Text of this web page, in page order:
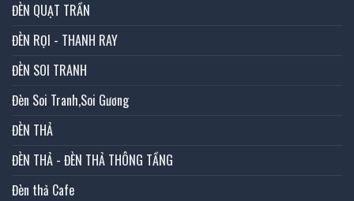
ĐÈN QUẠT TRẦN
ĐÈN RỌI - THANH RAY
ĐÈN SOI TRANH
Đèn Soi Tranh,Soi Gương
ĐÈN THẢ
ĐÈN THẢ - ĐÈN THẢ THÔNG TẦNG
Đèn thả Cafe